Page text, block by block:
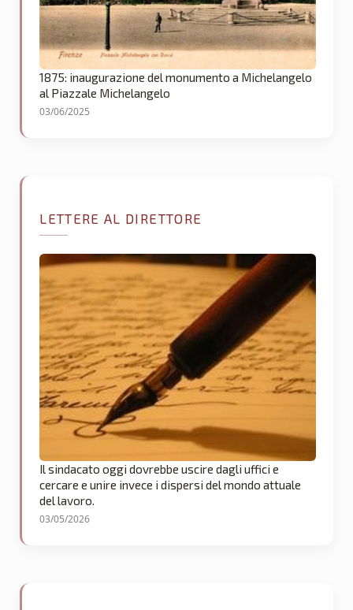
1875: inaugurazione del monumento a Michelangelo
al Piazzale Michelangelo
03/06/2025
LETTERE AL DIRETTORE
Il sindacato oggi dovrebbe uscire dagli uffici e
cercare e unire invece i dispersi del mondo attuale
del lavoro.
03/05/2026